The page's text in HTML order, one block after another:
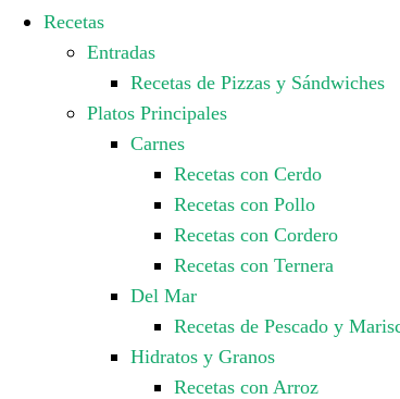
Recetas
Entradas
Recetas de Pizzas y Sándwiches
Platos Principales
Carnes
Recetas con Cerdo
Recetas con Pollo
Recetas con Cordero
Recetas con Ternera
Del Mar
Recetas de Pescado y
Hidratos y Granos
Recetas con Arroz